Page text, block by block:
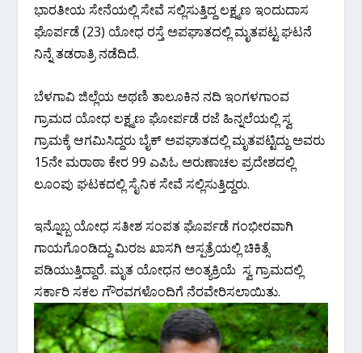
ಭಾರತೀಯ ಸೇನೆಯಲ್ಲಿ ಸೇವೆ ಸಲ್ಲಿಸುತ್ತಿದ್ದ ಲಕ್ಷ್ಮಣ ಇಂದುದಾಸ
ಘೊರ್ಪಡೆ (23) ಯೋಧ ರಸ್ತೆ ಅಪಘಾತದಲ್ಲಿ ಮೃತಪಟ್ಟ ಘಟನೆ
ನಿನ್ನೆ ತಡರಾತ್ರಿ ನಡೆದಿದೆ.
ಬೆಳಗಾವಿ ಜಿಲ್ಲೆಯ ಅಥಣಿ ತಾಲೂಕಿನ ನದಿ ಇಂಗಳಗಾಂವ
ಗ್ರಾಮದ ಯೋಧ ಲಕ್ಷ್ಮಣ ಘೋರ್ಪಡೆ ರಜೆ ಹಿನ್ನಲೆಯಲ್ಲಿ ಸ್ವ
ಗ್ರಾಮಕ್ಕೆ ಆಗಮಿಸಿದ್ದರು ಬೈಕ್ ಅಪಘಾತದಲ್ಲಿ ಮೃತಪಟ್ಟಿದ್ದು ಅವರು
15ನೇ ಮರಾಠಾ ಕೇರ 99 ಎಪಿಓ ಅರುಣಾಚಲ ಪ್ರದೇಶದಲ್ಲಿ
ಲೂಂಪು ಘಟಕದಲ್ಲಿ ಸೈನಿಕ ಸೇವೆ ಸಲ್ಲಿಸುತ್ತಿದ್ದರು.
ಇನ್ನೊಬ್ಬ ಯೋಧ ಸತೀಶ ಸಂಪತ ಘೊರ್ಪಡೆ ಗಂಭೀರವಾಗಿ
ಗಾಯಗೊಂಡಿದ್ದು ಮಿರಜ ಖಾಸಗಿ ಆಸ್ಪತ್ರೆಯಲ್ಲಿ ಚಿಕಿತ್ಸೆ
ಪಡಿಯುತ್ತಿದ್ದಾರೆ. ಮೃತ ಯೋಧನ ಅಂತ್ಯಕ್ರಿಯೆ ಸ್ವ ಗ್ರಾಮದಲ್ಲಿ
ಸರ್ಕಾರಿ ಸಕಲ ಗೌರವಗಳೊಂದಿಗೆ ನೆರವೇರಿಸಲಾಯಿತು.